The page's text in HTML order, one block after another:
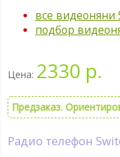
все видеоняни
подбор
Цена: 2330 р.
Предзаказ.
Радио телефон